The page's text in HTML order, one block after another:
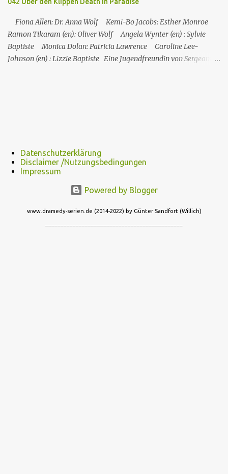
Inspektors vor Ort, Chief Inspector Jack Mooney, fortzusetzen...
Fiona Allen: Dr. Anna Wolf Kemi-Bo Jacobs: Esther Monroe
Ramon Tikaram (en): Oliver Wolf Angela Wynter (en) : Sylvie
Baptiste Monica Dolan: Patricia Lawrence Caroline Lee-
Johnson (en) : Lizzie Baptiste Eine Jugendfreundin von Sergeant
Freundin Esther untersuchen muss. Esther hatte ein
Literaturfestival besucht und war zehn Minuten vor ihrem Tod
Armbanduhr feststell...
Datenschutzerklärung
Disclaimer /Nutzungsbedingungen
Impressum
Powered by Blogger
www.dramedy-serien.de (2014-2022) by Günter Sandfort (Willich)